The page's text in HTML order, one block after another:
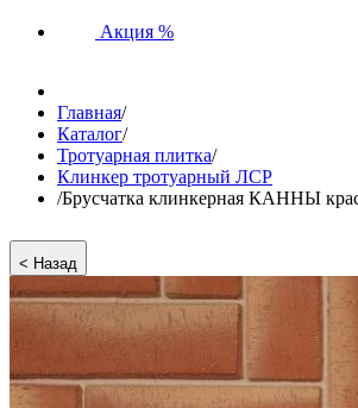
Акция %
Главная/
Каталог/
Тротуарная плитка/
Клинкер тротуарный ЛСР
/Брусчатка клинкерная КАННЫ